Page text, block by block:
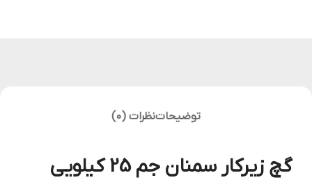
توضیحاتنظرات (0)
گچ زیرکار سمنان جم 25 کیلویی